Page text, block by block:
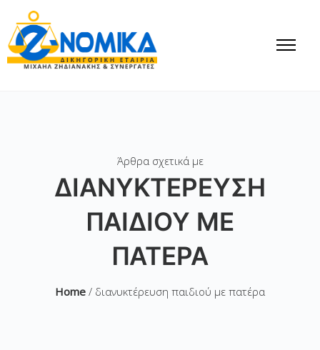
Άρθρα σχετικά με
ΔΙΑΝΥΚΤΈΡΕΥΣΗ
ΠΑΙΔΙΟΎ ΜΕ
ΠΑΤΈΡΑ
Home / διανυκτέρευση παιδιού με πατέρα